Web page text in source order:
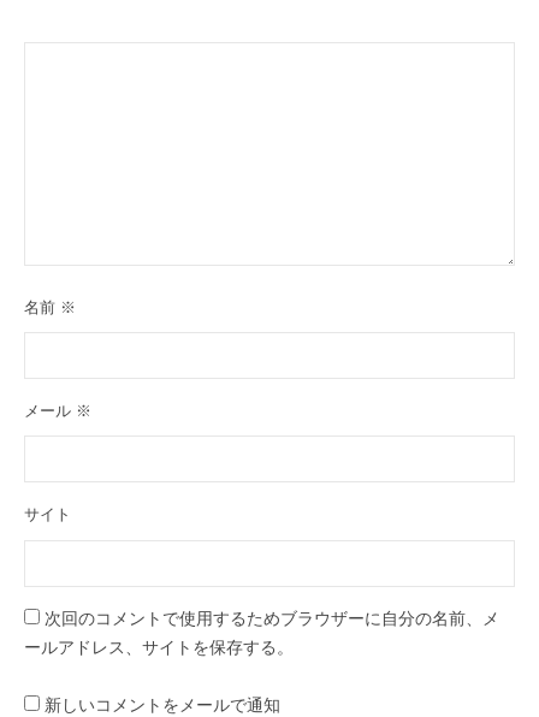
名前 ※
メール ※
サイト
次回のコメントで使用するためブラウザーに自分の名前、メ
ールアドレス、サイトを保存する。
新しいコメントをメールで通知